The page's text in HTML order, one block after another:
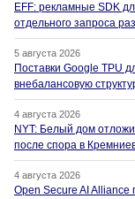
EFF: рекламные SDK
отдельного запроса
5 августа 2026
Поставки Google TPU
внебалансовую
4 августа 2026
NYT: Белый дом
после спора в
4 августа 2026
Open Secure AI